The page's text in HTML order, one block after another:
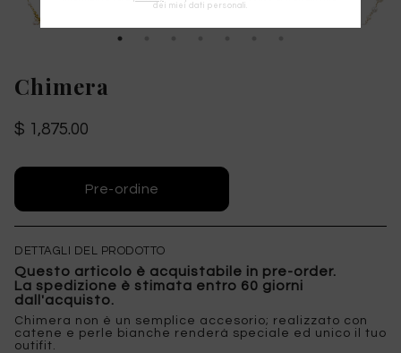
Chimera
$ 1,875.00
DETTAGLI DEL PRODOTTO
Questo articolo è acquistabile in pre-order.
La spedizione è stimata entro 60 giorni
dall'acquisto.
Chimera non è un semplice accesorio; realizzato con
catene e perle bianche renderà speciale ed unico il tuo
outifit.
dei miei dati personali.